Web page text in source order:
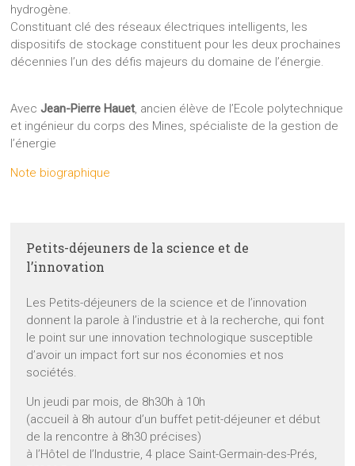
hydrogène.
Constituant clé des réseaux électriques intelligents, les
dispositifs de stockage constituent pour les deux prochaines
décennies l’un des défis majeurs du domaine de l’énergie.
AvecJean-Pierre Hauet, ancien élève de l’Ecole polytechnique
et ingénieur du corps des Mines, spécialiste de la gestion de
l’énergie
Note biographique
Petits-déjeuners de la science et de
l’innovation
Les Petits-déjeuners de la science et de l’innovation
donnent la parole à l’industrie et à la recherche, qui font
le point sur une innovation technologique susceptible
d’avoir un impact fort sur nos économies et nos
sociétés.
Un jeudi par mois, de 8h30h à 10h
(accueil à 8h autour d’un buffet petit-déjeuner et début
de la rencontre à 8h30 précises)
à l’Hôtel de l’Industrie, 4 place Saint-Germain-des-Prés,